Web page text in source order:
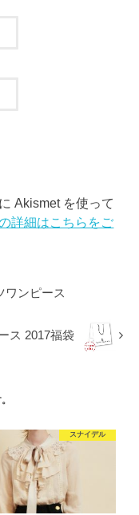
Akismet を使って
詳細はこちらをご
ワンピース
ス 2017福袋
スナイデル